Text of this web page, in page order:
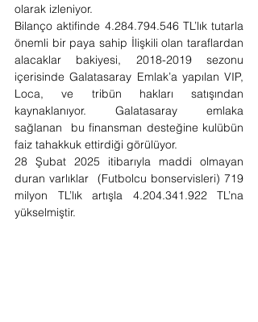
olarak izleniyor.
Bilanço aktifinde 4.284.794.546 TL’lık tutarla
önemli bir paya sahip İlişkili olan taraflardan
alacaklar bakiyesi, 2018-2019 sezonu
içerisinde Galatasaray Emlak’a yapılan VIP,
Loca, ve tribün hakları satışından
kaynaklanıyor. Galatasaray emlaka
sağlanan  bu finansman desteğine kulübün
faiz tahakkuk ettirdiği görülüyor.
28 Şubat 2025 itibarıyla maddi olmayan
duran varlıklar  (Futbolcu bonservisleri) 719
milyon TL’lık artışla 4.204.341.922 TL’na
yükselmiştir.